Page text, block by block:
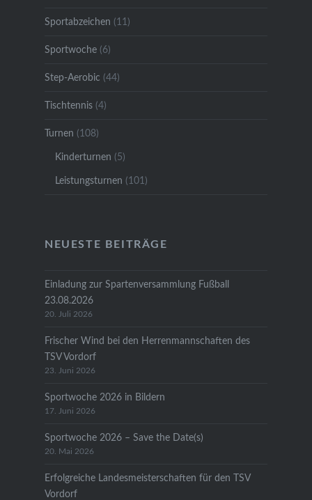
Sportabzeichen (11)
Sportwoche(6)
Step-Aerobic (44)
Tischtennis(4)
Turnen (108)
Kinderturnen (5)
Leistungsturnen (101)
NEUESTE BEITRÄGE
Einladung zur Spartenversammlung Fußball
23.08.2026
20. Juli 2026
Frischer Wind bei den Herrenmannschaften des
TSV Vordorf
23. Juni 2026
Sportwoche 2026 in Bildern
17. Juni 2026
Sportwoche 2026 – Save the Date(s)
20. Mai 2026
Erfolgreiche Landesmeisterschaften für den TSV
Vordorf